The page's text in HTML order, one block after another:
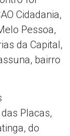
Cidadania,
Pessoa,
da Capital,
bairro
Placas,
do